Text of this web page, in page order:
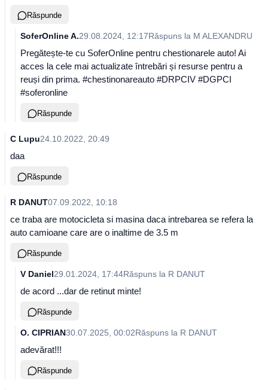
Răspunde
SoferOnline A.29.08.2024, 12:17Răspuns la M ALEXANDRU
Pregătește-te cu SoferOnline pentru chestionarele auto! Ai
acces la cele mai actualizate întrebări și resurse pentru a
reuși din prima. #chestinonareauto #DRPCIV #DGPCI
#soferonline
Răspunde
C Lupu24.10.2022, 20:49
daa
Răspunde
R DANUT07.09.2022, 10:18
ce traba are motocicleta si masina daca intrebarea se refera la
auto camioane care are o inaltime de 3.5 m
Răspunde
V Daniel29.01.2024, 17:44Răspuns la R DANUT
de acord ...dar de retinut minte!
Răspunde
O. CIPRIAN30.07.2025, 00:02Răspuns la R DANUT
adevărat!!!
Răspunde